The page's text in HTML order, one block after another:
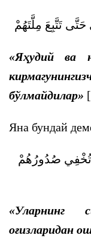
تَتَّبِعَ مِلَّتَهُمْ
«Яҳудий ва
бўлмайдилар»
Яна бундай
تُخْفِي صُدُورُهُمْ
«Уларнинг
оғизларидан